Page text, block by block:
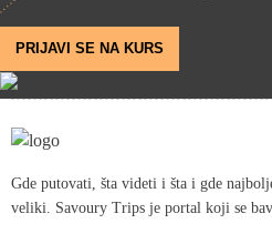
PRIJAVI SE NA KURS
Gde putovati, šta videti i šta i gde
veliki. Savoury Trips je portal koji se